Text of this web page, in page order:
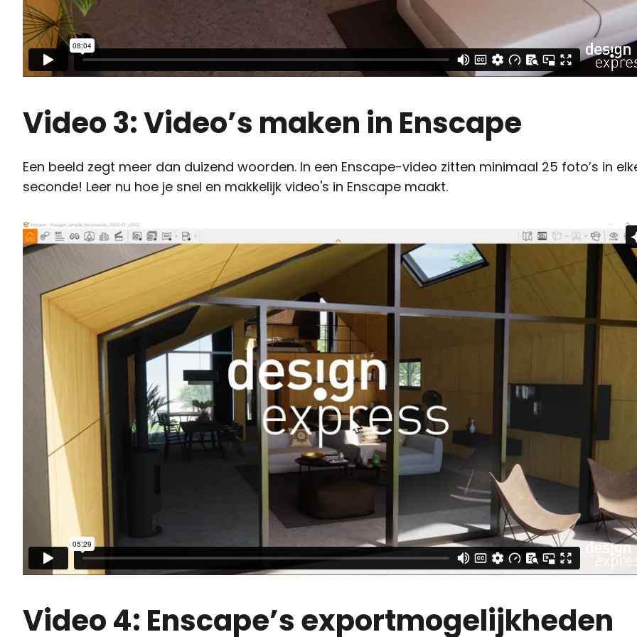
Video 3: Video’s maken in Enscape
Een beeld zegt meer dan duizend woorden. In een Enscape-video zitten minimaal 25 foto’s in
seconde! Leer nu hoe je snel en makkelijk video's in Enscape maakt.
Video 4: Enscape’s exportmogelijkheden